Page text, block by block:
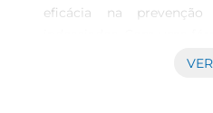
eficácia na
proteção prolongada